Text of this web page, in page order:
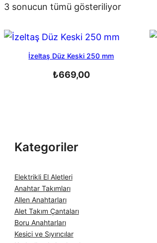
3 sonucun tümü gösteriliyorEn
İzeltaş Düz Keski 250 mm
₺669,00
Kategoriler
Elektrikli El Aletleri
Anahtar Takımları
Allen Anahtarları
Alet Takım Çantaları
Boru Anahtarları
Kesici ve Sıyırıcılar